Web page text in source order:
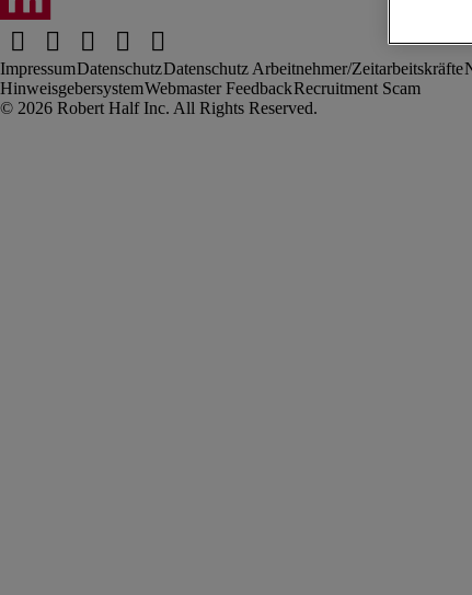
ImpressumDatenschutzDatenschutz Arbeitnehmer/Zeitarbeitskräfte
HinweisgebersystemWebmaster FeedbackRecruitment Scam